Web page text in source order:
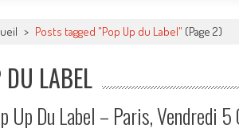
> Posts tagged "Pop Up du Label" (Page 2)
LABEL
Up Du Label – Paris, Vendredi